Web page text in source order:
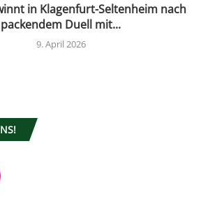
in Klagenfurt-Seltenheim nach
packendem Duell mit...
9. April 2026